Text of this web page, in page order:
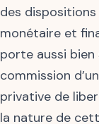
des dispositions
monétaire et
porte aussi
commission
privative de
la nature de